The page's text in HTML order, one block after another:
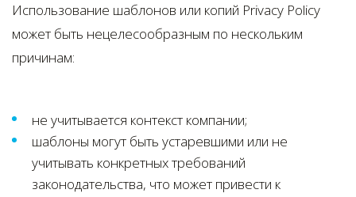
Использование шаблонов или копий Privacy Policy
может быть нецелесообразным по нескольким
причинам:
не учитывается контекст компании;
шаблоны могут быть устаревшими или не
учитывать конкретных требований
законодательства, что может привести к